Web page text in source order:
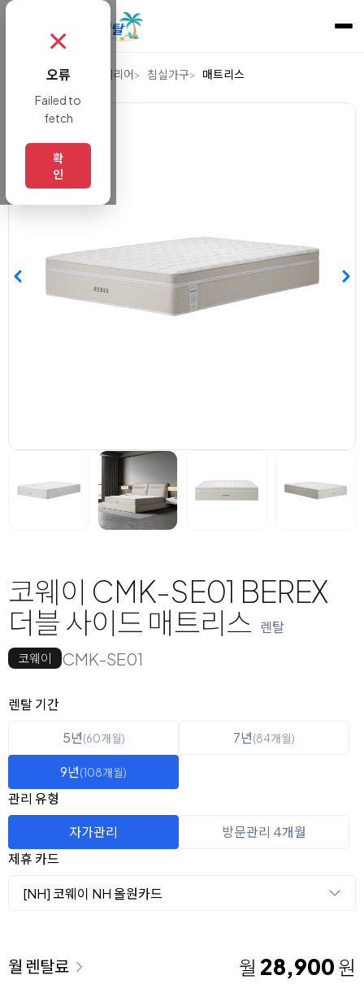
렌탈 가구/인테리어 침실가구 매트리스
코웨이 CMK-SE01 BEREX
더블 사이드 매트리스 렌탈
코웨이 CMK-SE01
옵션 선택
렌탈 선택
렌탈 기간
5년(60개월) 7년(84개월)
9년(108개월)
관리 유형
자가관리
방문관리 4개월
제휴 카드
[NH] 코웨이 NH 올원카드
이용 요금
월 렌탈료 월 28,900 원
✗
오류
Failed to
fetch
확
인